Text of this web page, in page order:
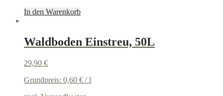
In den Warenkorb
Waldboden Einstreu, 50L
29,90 €
Grundpreis: 0,60 € /l